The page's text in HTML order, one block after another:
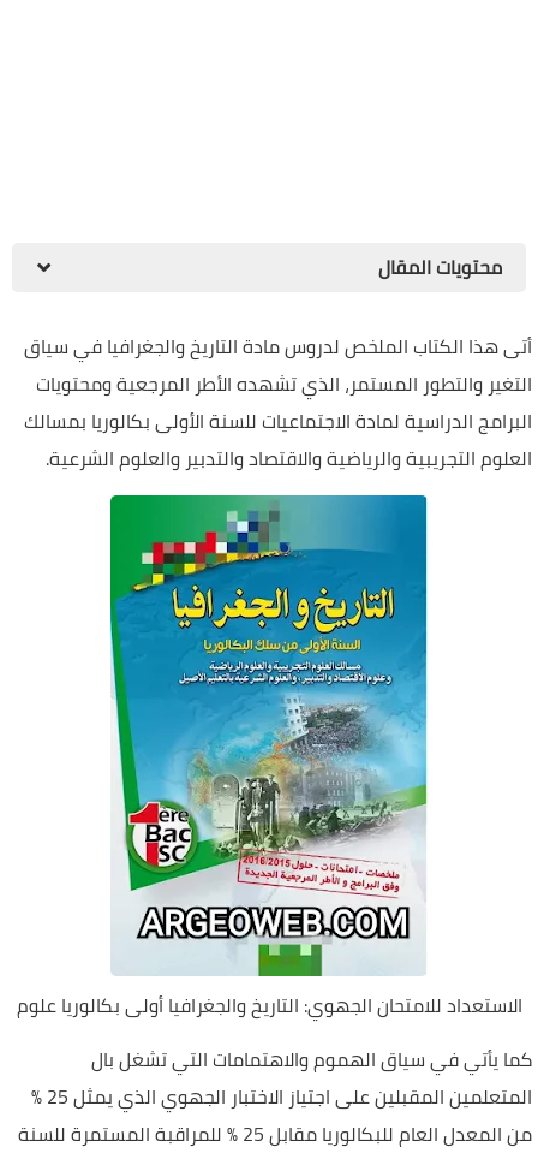
محتويات المقال
أتى هذا الكتاب الملخص لدروس مادة التاريخ والجغرافيا في سياق
التغير والتطور المستمر، الذي تشهده الأطر المرجعية ومحتويات
البرامج الدراسية لمادة الاجتماعيات للسنة الأولى بكالوريا بمسالك
العلوم التجريبية والرياضية والاقتصاد والتدبير والعلوم الشرعية.
الاستعداد للامتحان الجهوي: التاريخ والجغرافيا أولى بكالوريا علوم
كما يأتي في سياق الهموم والاهتمامات التي تشغل بال
المتعلمين المقبلين على اجتياز الاختبار الجهوي الذي يمثل 25 %
من المعدل العام للبكالوريا مقابل 25 % للمراقبة المستمرة للسنة